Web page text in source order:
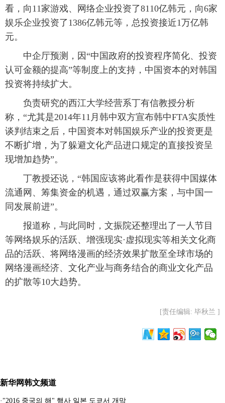
看，向11家游戏、网络企业投资了8110亿韩元，向6家
娱乐企业投资了1386亿韩元等，总投资接近1万亿韩
元。
中企厅预测，因“中国政府的投资程序简化、投资
认可金额的提高”等制度上的支持，中国资本的对韩国
投资将持续扩大。
负责研究的西江大学经营系丁有信教授分析
称，“尤其是2014年11月韩中双方宣布韩中FTA实质性
谈判结束之后，中国资本对韩国娱乐产业的投资更是
不断扩增，为了躲避文化产品进口规定的直接投资呈
现增加趋势”。
丁教授还说，“韩国应该将此看作是获得中国媒体
流通网、筹集资金的机遇，通过双赢方案，与中国一
同发展前进”。
报道称，与此同时，文振院还整理出了一人节目
等网络娱乐的活跃、增强现实·虚拟现实等相关文化商
品的活跃、将网络漫画的经济效果扩散至全球市场的
网络漫画经济、文化产业与商务结合的商业文化产品
的扩散等10大趋势。
[责任编辑: 毕秋兰 ]
新华网韩文频道
· "2016 중국의 해" 행사 일본 도쿄서 개막